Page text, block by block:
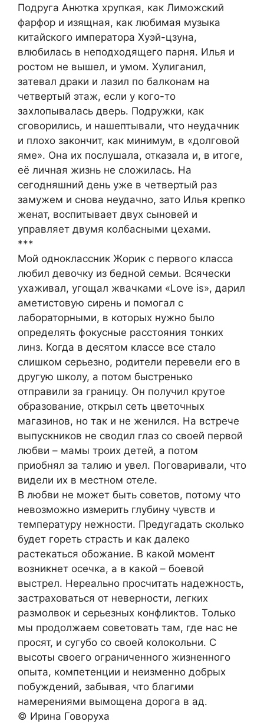
Подруга Анютка хрупкая, как Лиможский
фарфор и изящная, как любимая музыка
китайского императора Хуэй-цзуна,
влюбилась в неподходящего парня. Илья и
ростом не вышел, и умом. Хулиганил,
затевал драки и лазил по балконам на
четвертый этаж, если у кого-то
захлопывалась дверь. Подружки, как
сговорились, и нашептывали, что неудачник
и плохо закончит, как минимум, в «долговой
яме». Она их послушала, отказала и, в итоге,
её личная жизнь не сложилась. На
сегодняшний день уже в четвертый раз
замужем и снова неудачно, зато Илья крепко
женат, воспитывает двух сыновей и
управляет двумя колбасными цехами.
***
Мой одноклассник Жорик с первого класса
любил девочку из бедной семьи. Всячески
ухаживал, угощал жвачками «Love is», дарил
аметистовую сирень и помогал с
лабораторными, в которых нужно было
определять фокусные расстояния тонких
линз. Когда в десятом классе все стало
слишком серьезно, родители перевели его в
другую школу, а потом быстренько
отправили за границу. Он получил крутое
образование, открыл сеть цветочных
магазинов, но так и не женился. На встрече
выпускников не сводил глаз со своей первой
любви – мамы троих детей, а потом
приобнял за талию и увел. Поговаривали, что
видели их в местном отеле.
В любви не может быть советов, потому что
невозможно измерить глубину чувств и
температуру нежности. Предугадать сколько
будет гореть страсть и как далеко
растекаться обожание. В какой момент
возникнет осечка, а в какой – боевой
выстрел. Нереально просчитать надежность,
застраховаться от неверности, легких
размолвок и серьезных конфликтов. Только
мы продолжаем советовать там, где нас не
просят, и сугубо со своей колокольни. С
высоты своего ограниченного жизненного
опыта, компетенции и неизменно добрых
побуждений, забывая, что благими
намерениями вымощена дорога в ад.
© Ирина Говоруха